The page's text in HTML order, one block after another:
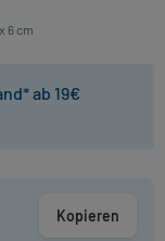
6 cm
ab 19€
Kopieren